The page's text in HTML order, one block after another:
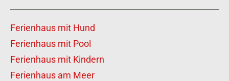
Ferienhaus mit Hund
Ferienhaus mit Pool
Ferienhaus mit Kindern
Ferienhaus am Meer